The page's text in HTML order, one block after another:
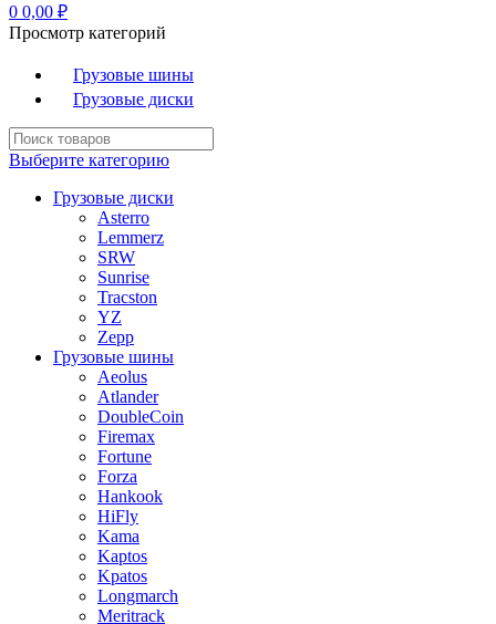
0 0,00 ₽
Просмотр категорий
Грузовые шины
Грузовые диски
Выберите категорию
Грузовые диски
Asterro
Lemmerz
SRW
Sunrise
Tracston
YZ
Zepp
Грузовые шины
Aeolus
Atlander
DoubleCoin
Firemax
Fortune
Forza
Hankook
HiFly
Kama
Kaptos
Kpatos
Longmarch
Meritrack